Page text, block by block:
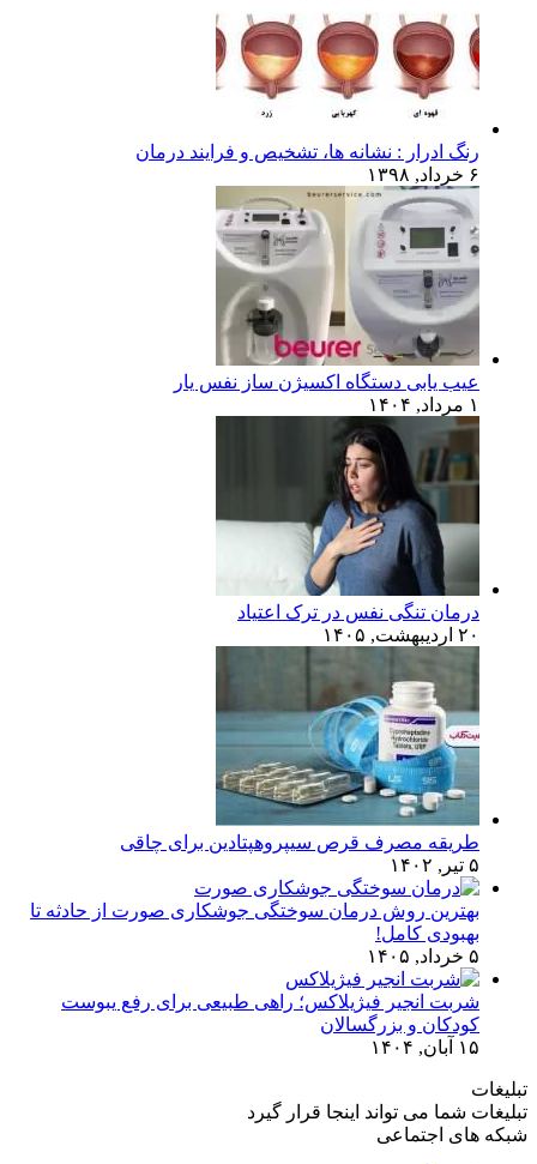
رنگ ادرار : نشانه ها، تشخیص و فرایند درمان
۶ خرداد, ۱۳۹۸
عیب یابی دستگاه اکسیژن ساز نفس یار
۱ مرداد, ۱۴۰۴
درمان تنگی نفس در ترک اعتیاد
۲۰ اردیبهشت, ۱۴۰۵
طریقه مصرف قرص سیپروهپتادین برای چاقی
۵ تیر, ۱۴۰۲
بهترین روش درمان سوختگی جوشکاری صورت از حادثه تا
بهبودی کامل!
۵ خرداد, ۱۴۰۵
شربت انجیر فیژیلاکس؛ راهی طبیعی برای رفع یبوست
کودکان و بزرگسالان
۱۵ آبان, ۱۴۰۴
تبلیغات
تبلیغات شما می تواند اینجا قرار گیرد
شبکه های اجتماعی